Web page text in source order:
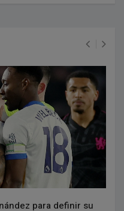
para definir su